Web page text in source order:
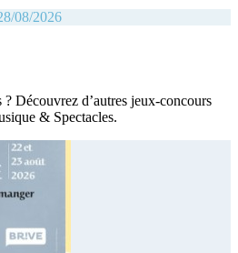
08/2026
Découvrez d’autres jeux-concours
& Spectacles.